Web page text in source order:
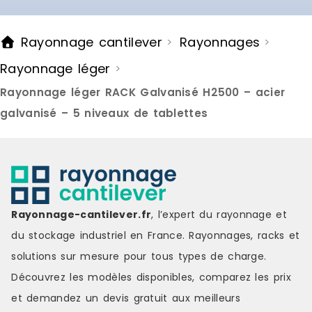
Rayonnage cantilever > Rayonnages >
Rayonnage léger >
Rayonnage léger RACK Galvanisé H2500 – acier
galvanisé – 5 niveaux de tablettes
Rayonnage-cantilever.fr, l’expert du rayonnage et
du stockage industriel en France. Rayonnages, racks et
solutions sur mesure pour tous types de charge.
Découvrez les modèles disponibles, comparez les prix
et demandez un devis gratuit aux meilleurs